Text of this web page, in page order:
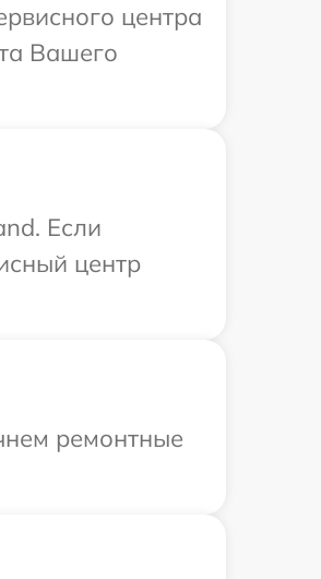
центра
Вашего
Если
центр
ремонтные